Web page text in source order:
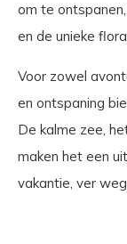
om te
en de unieke
Voor zowel
en ontspaning
De kalme zee,
maken het een
vakantie, ver